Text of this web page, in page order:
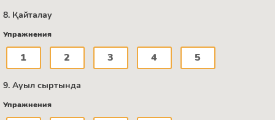
8. Қайталау
Упражнения
1 2 3 4 5
9. Ауыл сыртында
Упражнения